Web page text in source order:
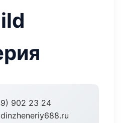
902 23 24